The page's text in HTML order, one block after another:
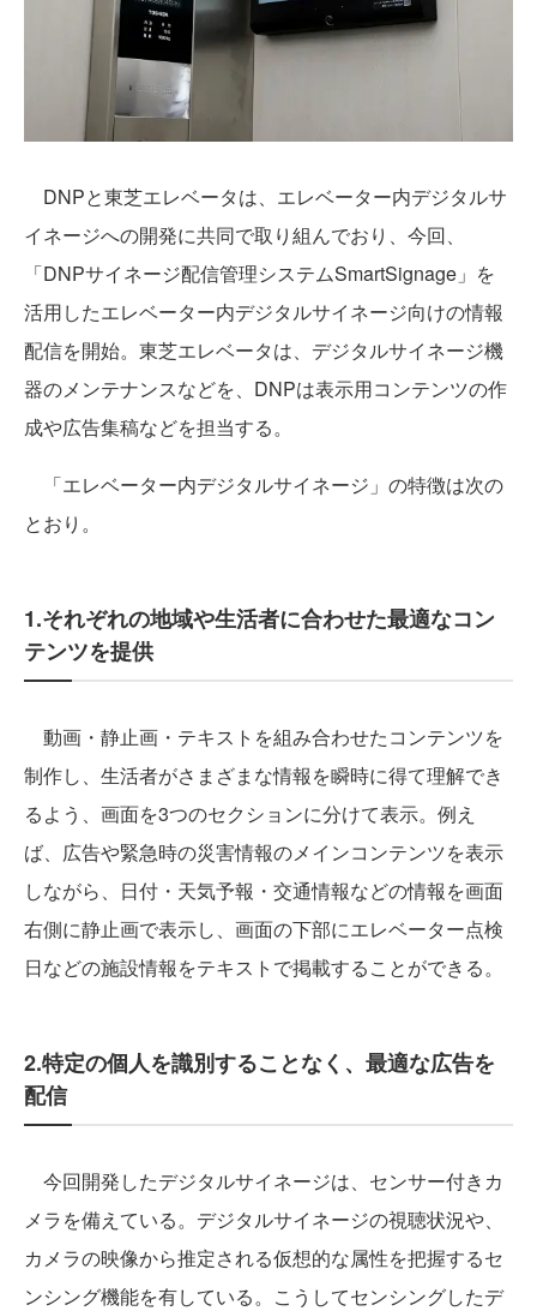
DNPと東芝エレベータは、エレベーター内デジタルサ
イネージへの開発に共同で取り組んでおり、今回、
「DNPサイネージ配信管理システムSmartSignage」を
活用したエレベーター内デジタルサイネージ向けの情報
配信を開始。東芝エレベータは、デジタルサイネージ機
器のメンテナンスなどを、DNPは表示用コンテンツの作
成や広告集稿などを担当する。
「エレベーター内デジタルサイネージ」の特徴は次の
とおり。
1.それぞれの地域や生活者に合わせた最適なコン
テンツを提供
動画・静止画・テキストを組み合わせたコンテンツを
制作し、生活者がさまざまな情報を瞬時に得て理解でき
るよう、画面を3つのセクションに分けて表示。例え
ば、広告や緊急時の災害情報のメインコンテンツを表示
しながら、日付・天気予報・交通情報などの情報を画面
右側に静止画で表示し、画面の下部にエレベーター点検
日などの施設情報をテキストで掲載することができる。
2.特定の個人を識別することなく、最適な広告を
配信
今回開発したデジタルサイネージは、センサー付きカ
メラを備えている。デジタルサイネージの視聴状況や、
カメラの映像から推定される仮想的な属性を把握するセ
ンシング機能を有している。こうしてセンシングしたデ